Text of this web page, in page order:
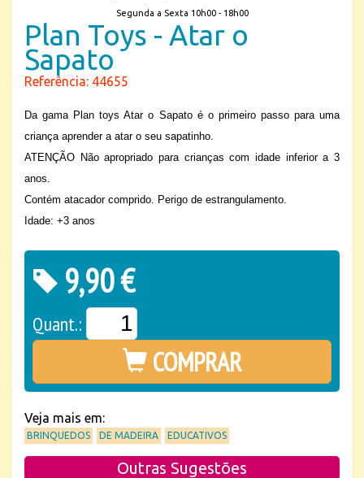
Segunda a Sexta 10h00 - 18h00
Plan Toys - Atar o
Sapato
Referência: 44655
Da gama Plan toys Atar o Sapato é o primeiro passo para uma
criança aprender a atar o seu sapatinho.
ATENÇÃO Não apropriado para crianças com idade inferior a 3
anos.
Contém atacador comprido. Perigo de estrangulamento.
Idade: +3 anos
9,90 €
Quant.:
COMPRAR
Veja mais em:
BRINQUEDOS DE MADEIRA EDUCATIVOS
Outras Sugestões